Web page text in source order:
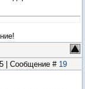
| Сообщение # 19